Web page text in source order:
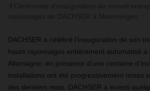
DACHSER a célébré l’inauguration de son
hauts rayonnages entièrement automatisé à
Allemagne, en présence d’une centaine
installations ont été progressivement mises
des derniers mois. DACHSER a investi